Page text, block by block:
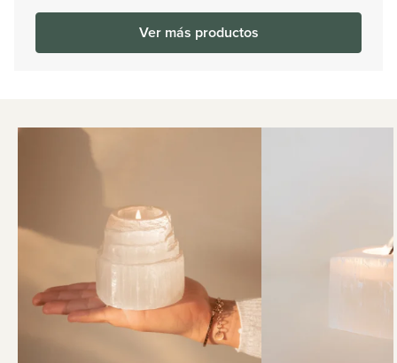
Ver más productos